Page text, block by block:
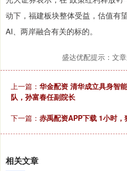
动下，福建板块整体受益，估值有
AI、两岸融合有关的标的。
盛达优配提示：文
上一篇： 华金配资 清华成立具身智
队，孙富春任副院长
下一篇： 赤禹配资APP下载 1小时，
相关文章